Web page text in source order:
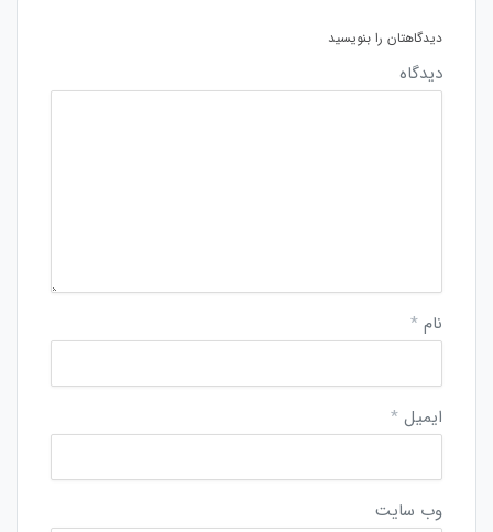
دیدگاهتان را بنویسید
دیدگاه
نام *
ایمیل *
وب‌ سایت